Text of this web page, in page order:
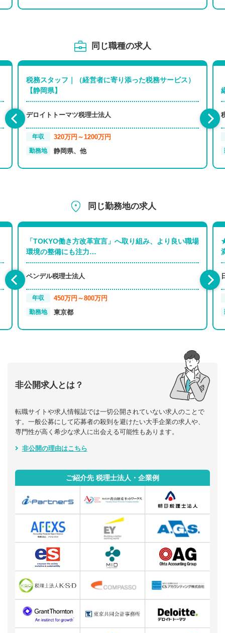
同じ職種の求人
税務スタッフ｜（経営者に寄り添った税務サービス）
【静岡県】
デロイトトーマツ税理士法人
年収 320万円～1200万円
勤務地 静岡県、他
同じ勤務地の求人
「TOKYO働き方改革宣言」へ取り組み、より良い職場
環境の整備にも注力…
ペンデル税理士法人
年収 450万円～800万円
勤務地 東京都
非公開求人とは？
転職サイトや求人情報誌では一切公開されていない求人のことで
す。一般公募にして応募者の殺到を避けたい大手企業の求人や、
専門性が高く希少な求人に出会える可能性もあります。
非公開の理由はこちら
ご紹介先 税理士法人・企業例